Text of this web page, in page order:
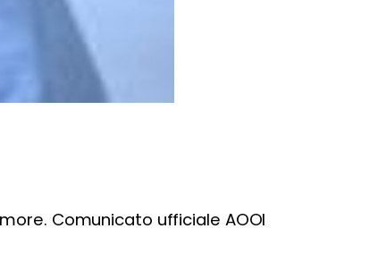
Comunicato ufficiale AOOI